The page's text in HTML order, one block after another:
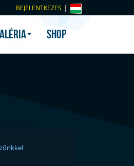
BEJELENTKEZES |
SHOP